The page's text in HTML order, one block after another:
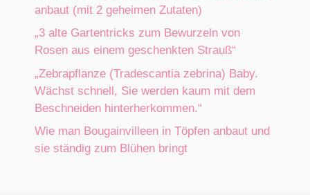
anbaut (mit 2 geheimen Zutaten)
„3 alte Gartentricks zum Bewurzeln von
Rosen aus einem geschenkten Strauß“
„Zebrapflanze (Tradescantia zebrina) Baby.
Wächst schnell, Sie werden kaum mit dem
Beschneiden hinterherkommen.“
Wie man Bougainvilleen in Töpfen anbaut und
sie ständig zum Blühen bringt